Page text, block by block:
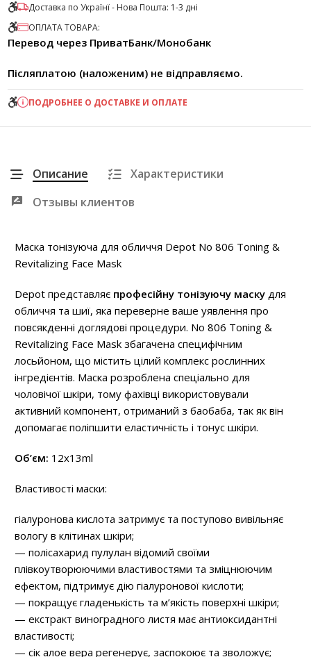
Доставка по Українї - Нова Пошта: 1-3 дні
ОПЛАТА ТОВАРА:
Перевод через ПриватБанк/Монобанк
Післяплатою (наложеним) не відправляємо.
ПОДРОБНЕЕ О ДОСТАВКЕ И ОПЛАТЕ
Описание
Характеристики
Отзывы клиентов
Маска тонізуюча для обличчя Depot No 806 Toning &
Revitalizing Face Mask
Depot представляє професійну тонізуючу маску для
обличчя та шиї, яка переверне ваше уявлення про
повсякденні доглядові процедури. No 806 Toning &
Revitalizing Face Mask збагачена специфічним
лосьйоном, що містить цілий комплекс рослинних
інгредієнтів. Маска розроблена спеціально для
чоловічої шкіри, тому фахівці використовували
активний компонент, отриманий з баобаба, так як він
допомагає поліпшити еластичність і тонус шкіри.
Об’єм: 12x13ml
Властивості маски:
гіалуронова кислота затримує та поступово вивільняє
вологу в клітинах шкіри;
— полісахарид пулулан відомий своїми
плівкоутворюючими властивостями та зміцнюючим
ефектом, підтримує дію гіалуронової кислоти;
— покращує гладенькість та м’якість поверхні шкіри;
— екстракт виноградного листя має антиоксидантні
властивості;
— сік алое вера регенерує, заспокоює та зволожує;